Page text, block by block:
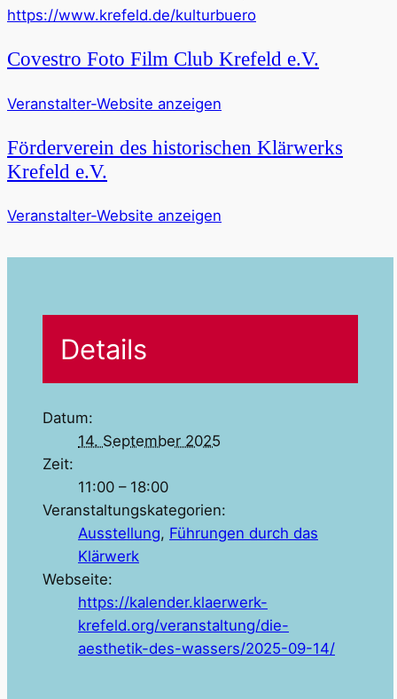
https://www.krefeld.de/kulturbuero
Covestro Foto Film Club Krefeld e.V.
Veranstalter-Website anzeigen
Förderverein des historischen Klärwerks
Krefeld e.V.
Veranstalter-Website anzeigen
Details
Datum:
14. September 2025
Zeit:
11:00 – 18:00
Veranstaltungskategorien:
Ausstellung, Führungen durch das
Klärwerk
Webseite:
https://kalender.klaerwerk-
krefeld.org/veranstaltung/die-
aesthetik-des-wassers/2025-09-14/